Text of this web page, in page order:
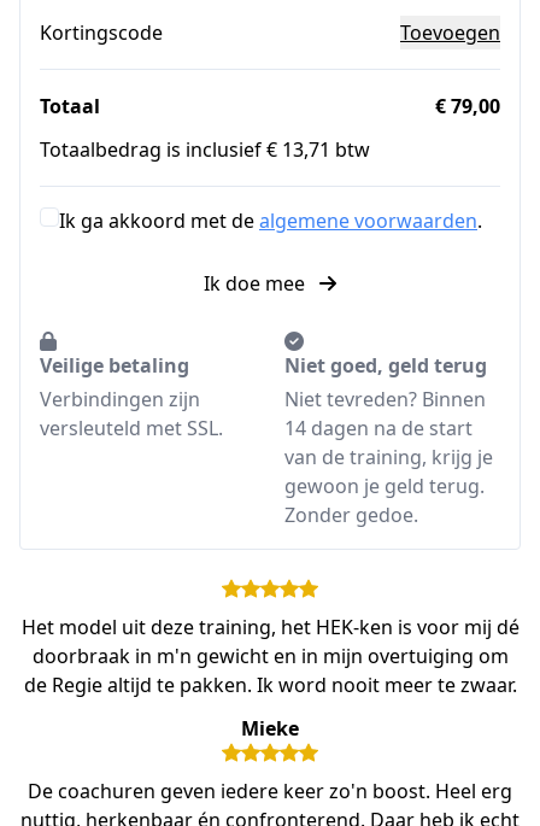
Kortingscode Toevoegen
Totaal
€ 79,00
Totaalbedrag is inclusief € 13,71 btw
Ik ga akkoord met dealgemene voorwaarden.
Ik doe mee
Veilige betaling
Verbindingen zijn
versleuteld met SSL.
Niet goed, geld terug
Niet tevreden? Binnen
14 dagen na de start
van de training, krijg je
gewoon je geld terug.
Zonder gedoe.
Het model uit deze training, het HEK-ken is voor mij dé
doorbraak in m'n gewicht en in mijn overtuiging om
de Regie altijd te pakken. Ik word nooit meer te zwaar.
Mieke
De coachuren geven iedere keer zo'n boost. Heel erg
nuttig, herkenbaar én confronterend. Daar heb ik echt